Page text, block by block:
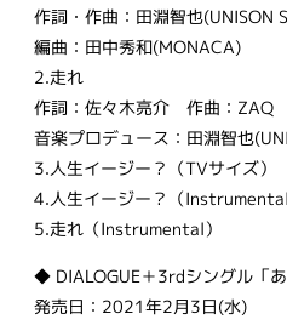
作詞・作曲：田淵智也(UNISON
編曲：田中秀和(MONACA)
2.走れ
作詞：佐々木亮介 作曲：ZAQ
音楽プロデュース：田淵智也
3.人生イージー？（TVサイズ）
4.人生イージー？（Instrumental
5.走れ（Instrumental）
◆ DIALOGUE＋3rdシングル「あ
発売日：2021年2月3日(水)